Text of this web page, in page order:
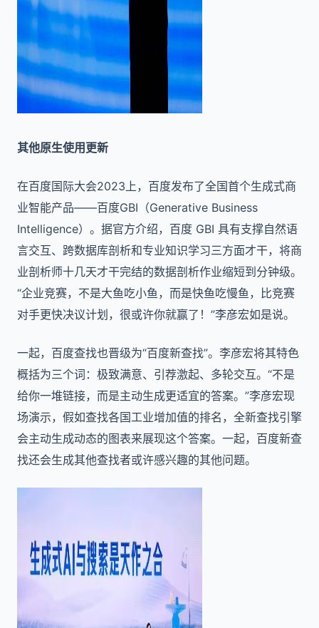
其他原生使用更新
在百度国际大会2023上，百度发布了全国首个生成式商
业智能产品——百度GBI（Generative Business
Intelligence）。据官方介绍，百度 GBI 具有支撑自然语
言交互、跨数据库剖析和专业知识学习三方面才干，将商
业剖析师十几天才干完结的数据剖析作业缩短到分钟级。
“企业竞赛，不是大鱼吃小鱼，而是快鱼吃慢鱼，比竞赛
对手更快决议计划，很或许你就赢了！”李彦宏如是说。
一起，百度查找也晋级为“百度新查找”。李彦宏将其特色
概括为三个词：极致满意、引荐激起、多轮交互。“不是
给你一堆链接，而是主动生成更适宜的答案。”李彦宏现
场演示，假如查找各国工业增加值的排名，全新查找引擎
会主动生成动态的图表来展现这个答案。一起，百度新查
找还会生成其他查找者或许感兴趣的其他问题。